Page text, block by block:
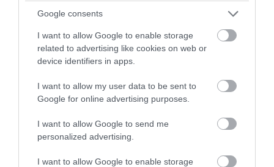
Google consents
I want to allow Google to enable storage
related to advertising like cookies on web or
device identifiers in apps.
I want to allow my user data to be sent to
Google for online advertising purposes.
I want to allow Google to send me
personalized advertising.
I want to allow Google to enable storage